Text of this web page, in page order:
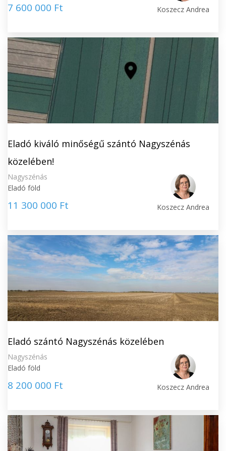
7 600 000 Ft Koszecz Andrea
Eladó kiváló minőségű szántó Nagyszénás
közelében!
Nagyszénás
Eladó föld
11 300 000 Ft Koszecz Andrea
Eladó szántó Nagyszénás közelében
Nagyszénás
Eladó föld
8 200 000 Ft Koszecz Andrea